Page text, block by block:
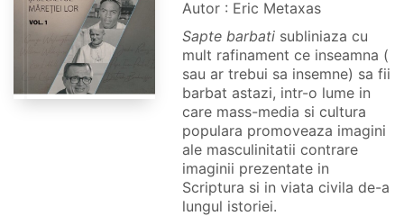
Autor : Eric Metaxas
Sapte barbatisubliniaza cu
mult rafinament ce inseamna (
sau ar trebui sa insemne) sa fii
barbat astazi, intr-o lume in
care mass-media si cultura
populara promoveaza imagini
ale masculinitatii contrare
imaginii prezentate in
Scriptura si in viata civila de-a
lungul istoriei.